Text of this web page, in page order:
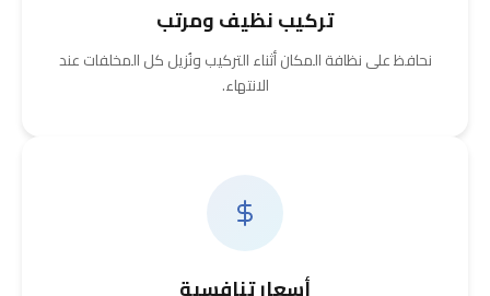
تركيب نظيف ومرتب
نحافظ على نظافة المكان أثناء التركيب ونُزيل كل المخلفات عند
الانتهاء.
أسعار تنافسية